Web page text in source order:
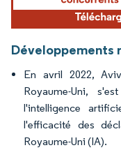
Développements
En avril 2022,
Royaume-Uni,
l'intelligence
l'efficacité des
Royaume-Uni (IA).